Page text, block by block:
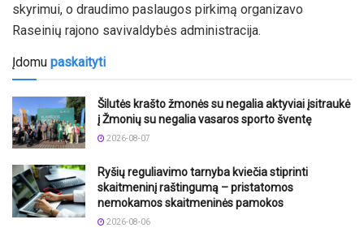
skyrimui, o draudimo paslaugos pirkimą organizavo
Raseinių rajono savivaldybės administracija.
Įdomu paskaityti
Šilutės krašto žmonės su negalia aktyviai įsitraukė
į Žmonių su negalia vasaros sporto šventę
2026-08-07
Ryšių reguliavimo tarnyba kviečia stiprinti
skaitmeninį raštingumą – pristatomos
nemokamos skaitmeninės pamokos
2026-08-06